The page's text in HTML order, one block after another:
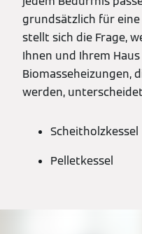
grundsätzlich für
stellt sich die Frage,
Ihnen und Ihrem
Biomasseheizungen,
werden,
Scheitholzkessel
Pelletkessel